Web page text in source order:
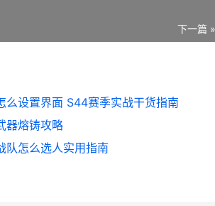
下一篇 »
么设置界面 S44赛季实战干货指南
器熔铸攻略
队怎么选人实用指南